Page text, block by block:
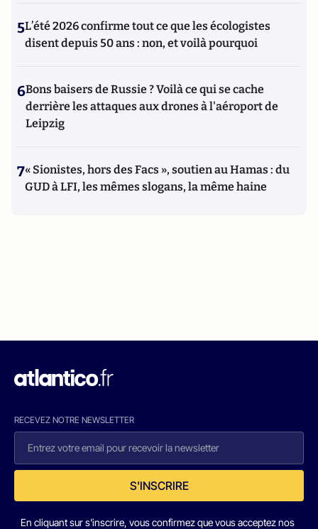
5L’été 2026 confirme tout ce que les écologistes
disent depuis 50 ans : non, et voilà pourquoi
6Bons baisers de Russie ? Voilà ce qui se cache
derrière les attaques aux drones à l'aéroport de
Leipzig
7« Sionistes, hors des Facs », soutien au Hamas : du
GUD à LFI, les mêmes slogans, la même haine
RECEVEZ NOTRE NEWSLETTER
S'INSCRIRE
En cliquant sur s'inscrire, vous confirmez que vous acceptez nos